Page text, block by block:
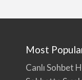
Most
Canlı Sohbet